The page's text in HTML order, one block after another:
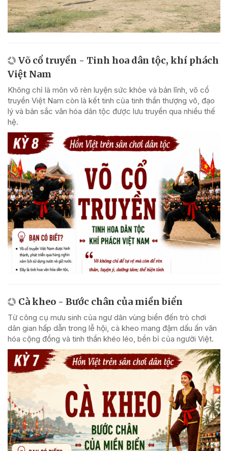
Võ cổ truyền - Tinh hoa dân tộc, khí phách
Việt Nam
Không chỉ là môn võ rèn luyện sức khỏe và bản lĩnh, võ cổ
truyền Việt Nam còn là kết tinh của tinh thần thượng võ, đạo
lý và bản sắc văn hóa dân tộc được lưu truyền qua nhiều thế
hệ.
Cà kheo - Bước chân của miền biển
Từ công cụ mưu sinh của ngư dân vùng biển đến trò chơi
dân gian hấp dẫn trong lễ hội, cà kheo mang đậm dấu ấn văn
hóa cộng đồng và tinh thần khéo léo, bền bỉ của người Việt.